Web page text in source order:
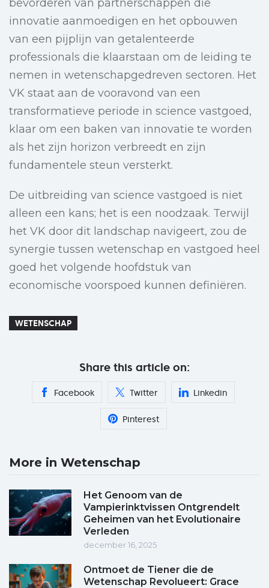
bevorderen van partnerschappen die
innovatie aanmoedigen en het opbouwen
van een pijplijn van getalenteerde
professionals die klaarstaan om de leiding te
nemen in wetenschapgedreven sectoren. Het
VK staat aan de vooravond van een
transformatieve periode in science vastgoed,
klaar om een baken van innovatie te worden
als het zijn horizon verbreedt en zijn
fundamentele steun versterkt.
De uitbreiding van science vastgoed is niet
alleen een kans; het is een noodzaak. Terwijl
het VK door dit landschap navigeert, zou de
synergie tussen wetenschap en vastgoed heel
goed het volgende hoofdstuk van
economische voorspoed kunnen definiëren.
WETENSCHAP
Share this article on:
Facebook Twitter Linkedin
Pinterest
More in Wetenschap
Het Genoom van de
Vampierinktvissen Ontgrendelt
Geheimen van het Evolutionaire
Verleden
december 16, 2025
Ontmoet de Tiener die de
Wetenschap Revolueert: Grace